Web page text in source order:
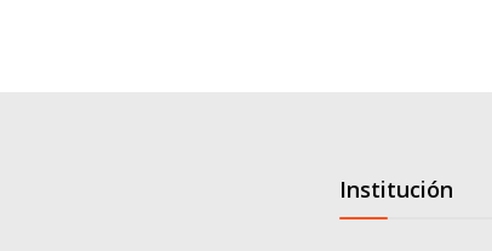
Institución